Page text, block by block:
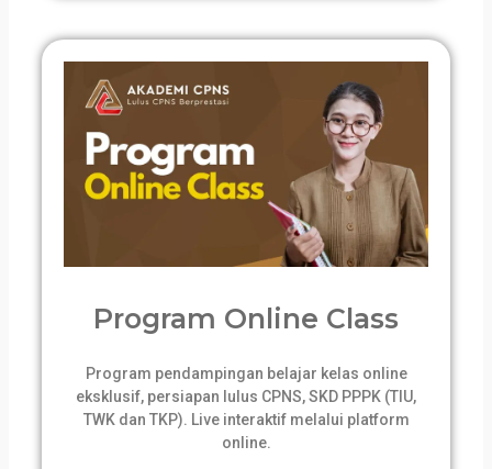
Program Online Class
Program pendampingan belajar kelas online
eksklusif, persiapan lulus CPNS, SKD PPPK (TIU,
TWK dan TKP). Live interaktif melalui platform
online.